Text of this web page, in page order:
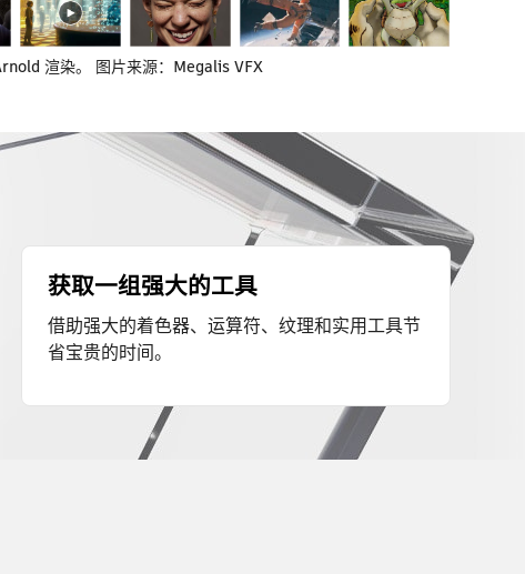
渲染。 图片来源：Megalis VFX
获取一组强大的工具
借助强大的着色器、运算符、纹理和实用工具节
省宝贵的时间。